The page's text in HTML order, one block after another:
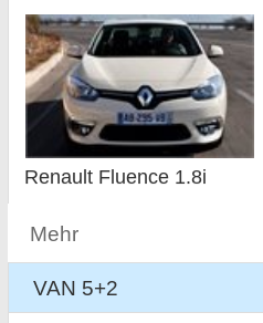
Renault Fluence 1.8i
Mehr
VAN 5+2